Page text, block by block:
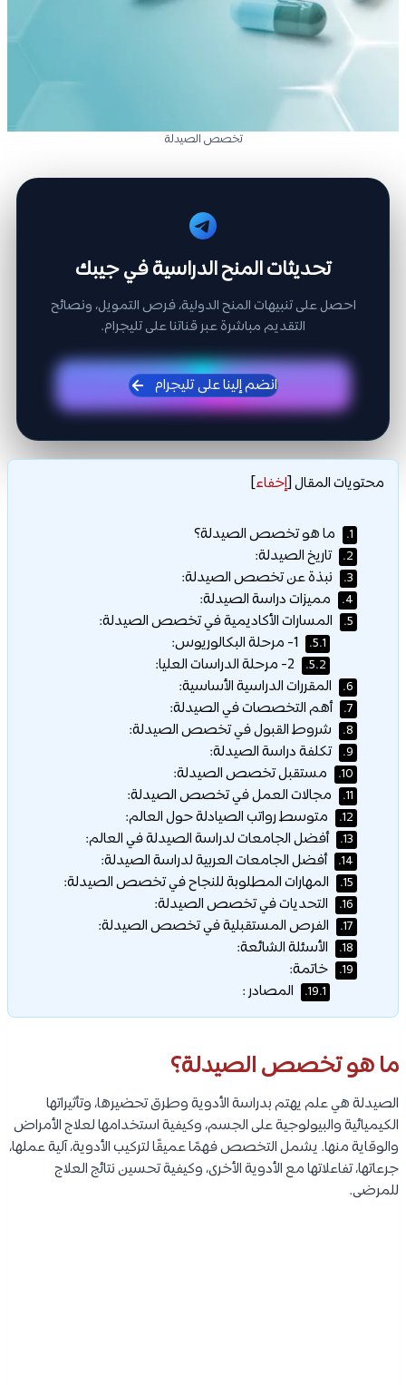
تخصص الصيدلة
تحديثات المنح الدراسية في جيبك
احصل على تنبيهات المنح الدولية، فرص التمويل، ونصائح
التقديم مباشرة عبر قناتنا على تليجرام.
انضم إلينا على تليجرام
محتويات المقال[إخفاء]
1. ما هو تخصص الصيدلة؟
2. تاريخ الصيدلة:
3. نبذة عن تخصص الصيدلة:
4. مميزات دراسة الصيدلة:
5. المسارات الأكاديمية في تخصص الصيدلة:
5.1.
5.2.
6. المقررات الدراسية الأساسية:
7. أهم التخصصات في الصيدلة:
8. شروط القبول في تخصص الصيدلة:
9. تكلفة دراسة الصيدلة:
10. مستقبل تخصص الصيدلة:
11. مجالات العمل في تخصص الصيدلة:
12. متوسط رواتب الصيادلة حول العالم:
13. أفضل الجامعات لدراسة الصيدلة في العالم:
14. أفضل الجامعات العربية لدراسة الصيدلة:
15. المهارات المطلوبة للنجاح في تخصص الصيدلة:
16. التحديات في تخصص الصيدلة:
17. الفرص المستقبلية في تخصص الصيدلة:
18. الأسئلة الشائعة:
19. خاتمة:
19.1. المصادر :
ما هو تخصص الصيدلة؟
الصيدلة هي علم يهتم بدراسة الأدوية وطرق تحضيرها، وتأثيراتها
الكيميائية والبيولوجية على الجسم، وكيفية استخدامها لعلاج الأمراض
والوقاية منها. يشمل التخصص فهمًا عميقًا لتركيب الأدوية، آلية عملها،
جرعاتها، تفاعلاتها مع الأدوية الأخرى، وكيفية تحسين نتائج العلاج
للمرضى.